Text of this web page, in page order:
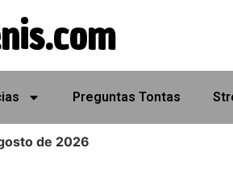
Preguntas Tontas
de 2026